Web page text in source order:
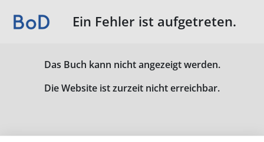
Ein Fehler ist aufgetreten.
Das Buch kann nicht angezeigt werden.
Die Website ist zurzeit nicht erreichbar.